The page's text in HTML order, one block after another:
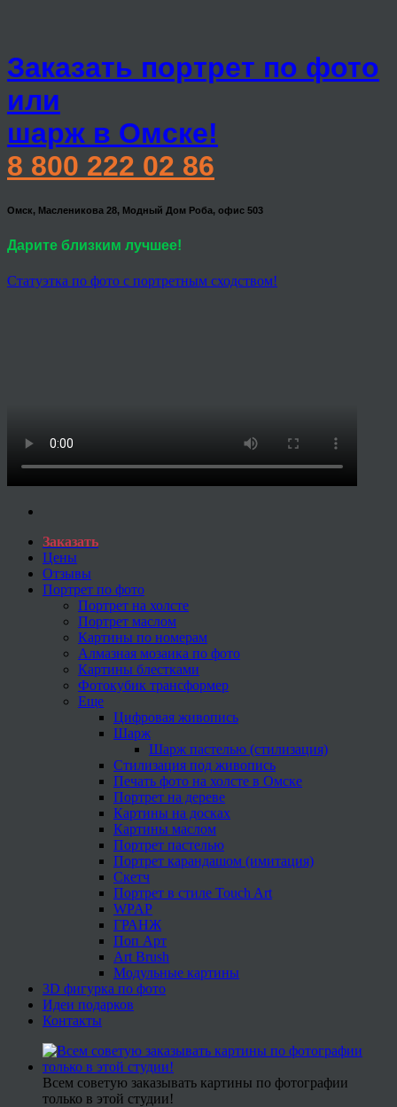
Заказать портрет по фото
или
шарж в Омске!
8 800 222 02 86
Омск, Масленикова 28, Модный Дом Роба, офис 503
Дарите близким лучшее!
Статуэтка по фото с портретным сходством!
Заказать
Цены
Отзывы
Портрет по фото
Портрет на холсте
Портрет маслом
Картины по номерам
Алмазная мозаика по фото
Картины блестками
Фотокубик трансформер
Еще
Цифровая живопись
Шарж
Шарж пастелью (стилизация)
Стилизация под живопись
Печать фото на холсте в Омске
Портрет на дереве
Картины на досках
Картины маслом
Портрет пастелью
Портрет карандашом (имитация)
Скетч
Портрет в стиле Touch Art
WPAP
ГРАНЖ
Поп Арт
Art Brush
Модульные картины
3D фигурка по фото
Идеи подарков
Контакты
Всем советую заказывать картины по фотографии
только в этой студии!